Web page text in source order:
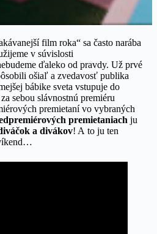
film roka“ sa často narába
v súvislosti
ďaleko od pravdy. Už prvé
ošiaľ a zvedavosť publika
bábike sveta vstupuje do
sebou slávnostnú premiéru
premietaní vo vybraných
premietaniach ju
a divákov! A to ju ten